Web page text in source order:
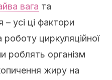
вага та
усі ці фактори
циркуляційної
роблять організм
жиру на